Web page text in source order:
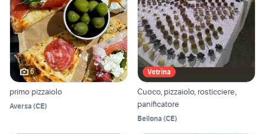
6
primo pizzaiolo
Aversa (CE)
Vetrina
Cuoco, pizzaiolo, rosticciere,
panificatore
Bellona (CE)